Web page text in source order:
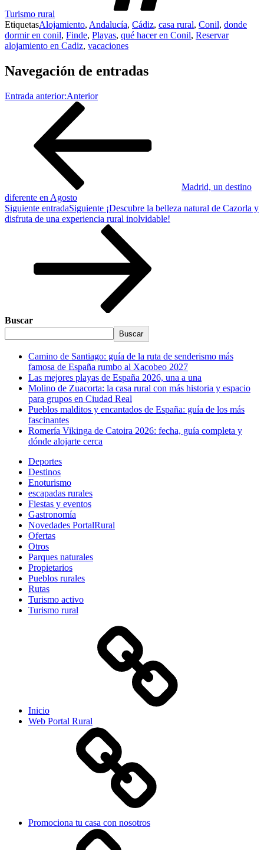
Turismo rural
EtiquetasAlojamiento, Andalucía, Cádiz, casa rural, Conil, donde
dormir en conil, Finde, Playas, qué hacer en Conil, Reservar
alojamiento en Cadiz, vacaciones
Navegación de entradas
Entrada anterior:Anterior
Madrid, un destino
diferente en Agosto
Siguiente entradaSiguiente ¡Descubre la belleza natural de Cazorla y
disfruta de una experiencia rural inolvidable!
Buscar
Buscar
Camino de Santiago: guía de la ruta de senderismo más
famosa de España rumbo al Xacobeo 2027
Las mejores playas de España 2026, una a una
Molino de Zuacorta: la casa rural con más historia y espacio
para grupos en Ciudad Real
Pueblos malditos y encantados de España: guía de los más
fascinantes
Romería Vikinga de Catoira 2026: fecha, guía completa y
dónde alojarte cerca
Deportes
Destinos
Enoturismo
escapadas rurales
Fiestas y eventos
Gastronomía
Novedades PortalRural
Ofertas
Otros
Parques naturales
Propietarios
Pueblos rurales
Rutas
Turismo activo
Turismo rural
Inicio
Web Portal Rural
Promociona tu casa con nosotros